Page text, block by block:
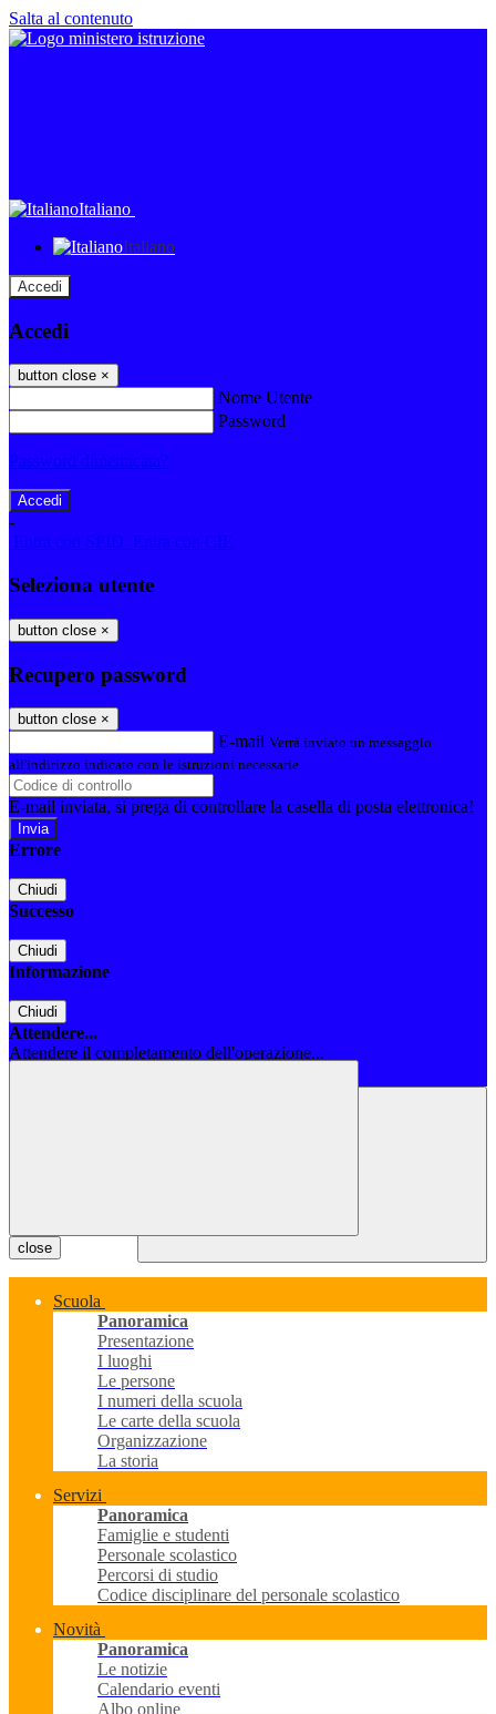
Salta al contenuto
Italiano
Italiano
Accedi
Accedi
button close ×
Nome Utente
Password
Password dimenticata?
-
Entra con SPID
Entra con CIE
Seleziona utente
button close ×
Recupero password
button close ×
E-mail Verrà inviato un messaggio
all'indirizzo indicato con le istruzioni necessarie.
E-mail inviata, si prega di controllare la casella di posta elettronica!
Errore
Chiudi
Successo
Chiudi
Informazione
Chiudi
Attendere...
Attendere il completamento dell'operazione...
close
Scuola
Panoramica
Presentazione
I luoghi
Le persone
I numeri della scuola
Le carte della scuola
Organizzazione
La storia
Servizi
Panoramica
Famiglie e studenti
Personale scolastico
Percorsi di studio
Codice disciplinare del personale scolastico
Novità
Panoramica
Le notizie
Calendario eventi
Albo online